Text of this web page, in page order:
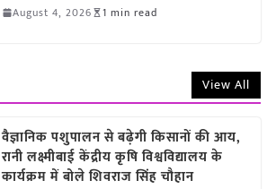
August 4, 2026 1 min read
View All
वैज्ञानिक पशुपालन से बढ़ेगी किसानों की आय,
रानी लक्ष्मीबाई केंद्रीय कृषि विश्वविद्यालय के
कार्यक्रम में बोले शिवराज सिंह चौहान